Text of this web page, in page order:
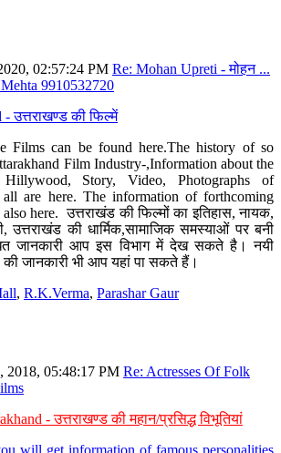
02:57:24 PM Re: Mohan Upreti - मोहन ...
9910532720
उत्तराखण्ड की फिल्में
Films can be found here.The history of so
Film Industry-,Information about the
Story, Video, Photographs of
are here. The information of forthcoming
here. उत्तराखंड की फिल्मों का इतिहास, नायक,
उत्तराखंड की धार्मिक,सामाजिक समस्याओं पर बनी
जानकारी आप इस विभाग में देख सकते है। नयी
की जानकारी भी आप यहां पा सकते हैं।
, R.K.Verma, Parashar Gaur
2018, 05:48:17 PM Re: Actresses Of Folk
- उत्तराखण्ड की महान/प्रसिद्ध विभूतियां